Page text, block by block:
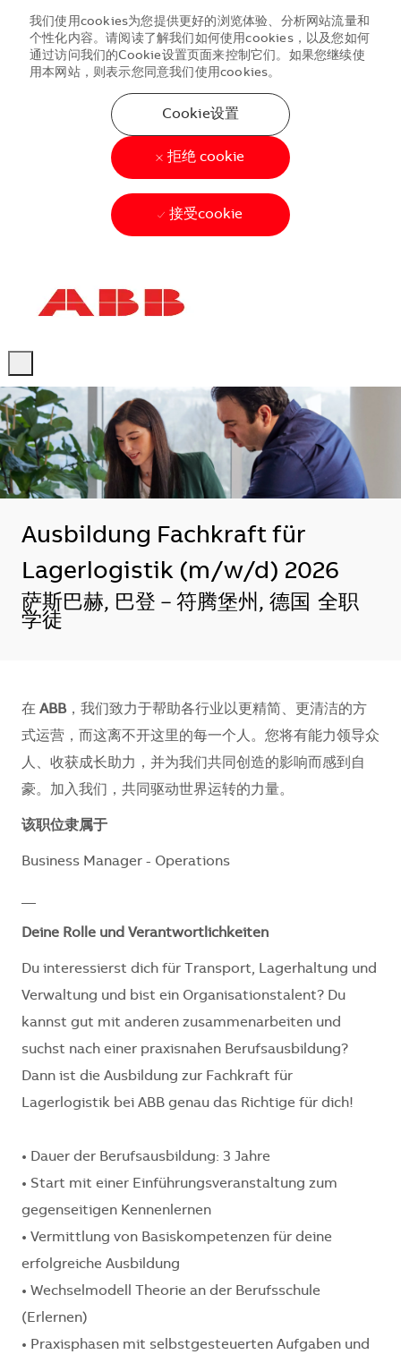
-
-
我们使用cookies为您提供更好的浏览体验、分析网站流量和
个性化内容。请阅读了解我们如何使用cookies，以及您如何
通过访问我们的Cookie设置页面来控制它们。如果您继续使
用本网站，则表示您同意我们使用cookies。
Cookie设置
拒绝 cookie
接受cookie
Ausbildung Fachkraft für
Lagerlogistik (m/w/d) 2026
地点
萨斯巴赫, 巴登－符腾堡州, 德国 全职
学徒
在 ABB，我们致力于帮助各行业以更精简、更清洁的方
式运营，而这离不开这里的每一个人。您将有能力领导众
人、收获成长助力，并为我们共同创造的影响而感到自
豪。加入我们，共同驱动世界运转的力量。​​​​
该职位隶属于
Business Manager - Operations
Deine Rolle und Verantwortlichkeiten
Du interessierst dich für Transport, Lagerhaltung und
Verwaltung und bist ein Organisationstalent? Du
kannst gut mit anderen zusammenarbeiten und
suchst nach einer praxisnahen Berufsausbildung?
Dann ist die Ausbildung zur Fachkraft für
Lagerlogistik bei ABB genau das Richtige für dich!
• Dauer der Berufsausbildung: 3 Jahre
• Start mit einer Einführungsveranstaltung zum
gegenseitigen Kennenlernen
• Vermittlung von Basiskompetenzen für deine
erfolgreiche Ausbildung
• Wechselmodell Theorie an der Berufsschule
(Erlernen)
• Praxisphasen mit selbstgesteuerten Aufgaben und